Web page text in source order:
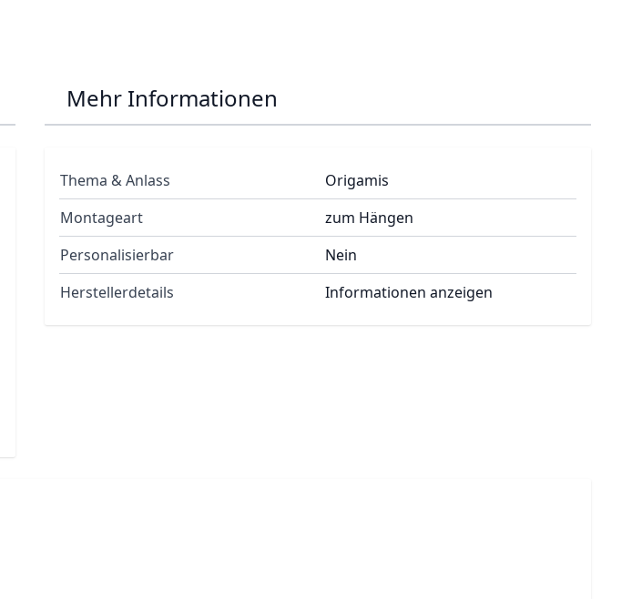
Mehr Informationen
Thema & Anlass
Origamis
Montageart
zum Hängen
Personalisierbar
Nein
Herstellerdetails
Informationen anzeigen